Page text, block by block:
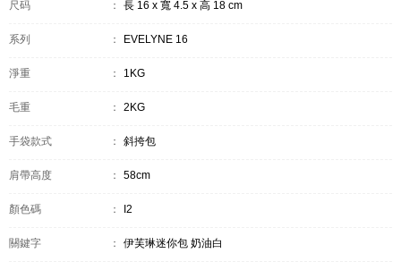
尺码 ： 長 16 x 寬 4.5 x 高 18 cm
系列 ： EVELYNE 16
淨重 ： 1KG
毛重 ： 2KG
手袋款式 ： 斜挎包
肩帶高度 ： 58cm
顏色碼 ： I2
關鍵字 ： 伊芙琳迷你包 奶油白